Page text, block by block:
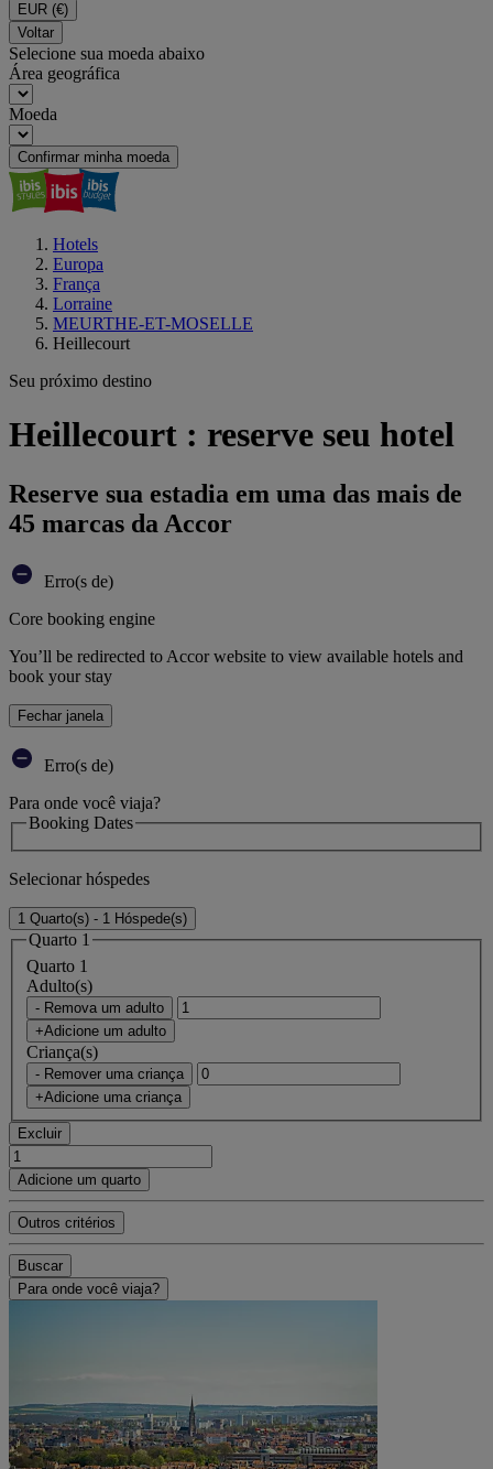
EUR (€)
Voltar
Selecione sua moeda abaixo
Área geográfica
Moeda
Confirmar minha moeda
Hotels
Europa
França
Lorraine
MEURTHE-ET-MOSELLE
Heillecourt
Seu próximo destino
Heillecourt : reserve seu hotel
Reserve sua estadia em uma das mais de
45 marcas da Accor
Erro(s de)
Core booking engine
You’ll be redirected to Accor website to view available hotels and
book your stay
Fechar janela
Erro(s de)
Para onde você viaja?
Booking Dates
Selecionar hóspedes
1 Quarto(s) - 1 Hóspede(s)
Quarto 1
Quarto 1
Adulto(s)
- Remova um adulto
+Adicione um adulto
Criança(s)
- Remover uma criança
+Adicione uma criança
Excluir
Adicione um quarto
Outros critérios
Buscar
Para onde você viaja?